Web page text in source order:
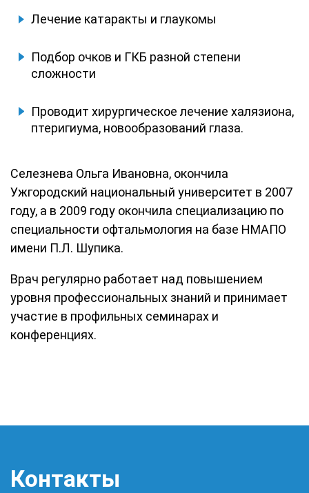
Лечение катаракты и глаукомы
Подбор очков и ГКБ разной степени
сложности
Проводит хирургическое лечение халязиона,
птеригиума, новообразований глаза.
Селезнева Ольга Ивановна, окончила
Ужгородский национальный университет в 2007
году, а в 2009 году окончила специализацию по
специальности офтальмология на базе НМАПО
имени П.Л. Шупика.
Врач регулярно работает над повышением
уровня профессиональных знаний и принимает
участие в профильных семинарах и
конференциях.
Контакты